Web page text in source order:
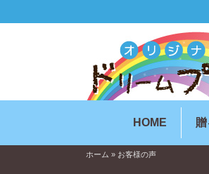
HOME
ホーム » お客様の声